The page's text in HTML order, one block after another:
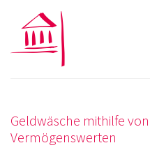
Geldwäsche mithilfe
Vermögenswerten